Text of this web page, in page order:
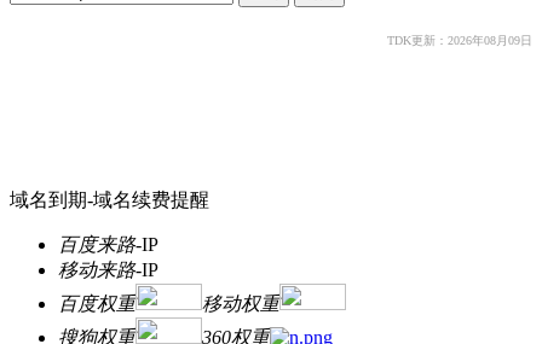
TDK更新：2026年08月09日
域名到期-域名续费提醒
百度来路-IP
移动来路-IP
百度权重
移动权重
搜狗权重
360权重